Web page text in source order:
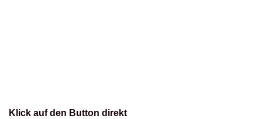
Klick auf den Button direkt